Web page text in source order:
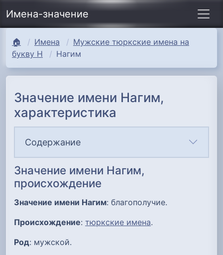
Имена-значение
🏠 Имена
Мужские тюркские имена на
букву Н
Нагим
Значение имени Нагим,
характеристика
Содержание
Значение имени Нагим,
происхождение
Значение имени Нагим: благополучие.
Происхождение: тюркские имена.
Род: мужской.